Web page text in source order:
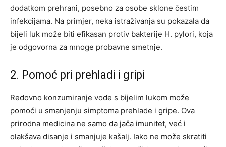
dodatkom prehrani, posebno za osobe sklone čestim
infekcijama. Na primjer, neka istraživanja su pokazala da
bijeli luk može biti efikasan protiv bakterije H. pylori, koja
je odgovorna za mnoge probavne smetnje.
2. Pomoć pri prehladi i gripi
Redovno konzumiranje vode s bijelim lukom može
pomoći u smanjenju simptoma prehlade i gripe. Ova
prirodna medicina ne samo da jača imunitet, već i
olakšava disanje i smanjuje kašalj. Iako ne može skratiti